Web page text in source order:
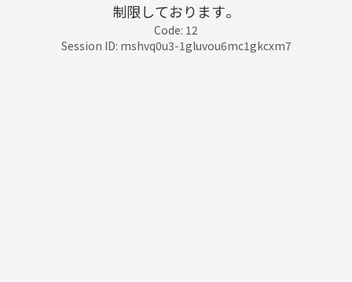
制限しております。
Code: 12
Session ID: mshvq0u3-1gluvou6mc1gkcxm7